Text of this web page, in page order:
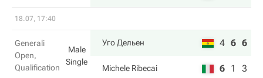
18.07, 17:40
Generali
Open,
Qualification
Male
Single
Уго Дельен 4 6 6
Michele Ribecai 6 1 3